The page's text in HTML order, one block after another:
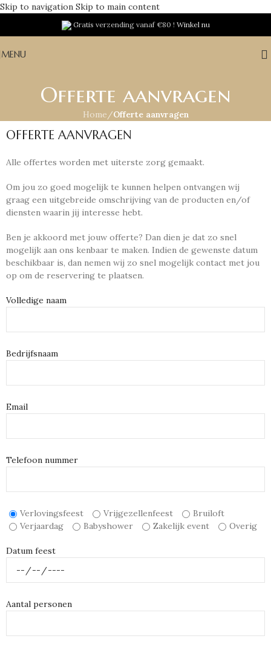
Skip to navigation Skip to main content
Gratis verzending vanaf €80 ! Winkel nu
MENU
Offerte aanvragen
Home/Offerte aanvragen
OFFERTE AANVRAGEN
Alle offertes worden met uiterste zorg gemaakt.
Om jou zo goed mogelijk te kunnen helpen ontvangen wij
graag een uitgebreide omschrijving van de producten en/of
diensten waarin jij interesse hebt.
Ben je akkoord met jouw offerte? Dan dien je dat zo snel
mogelijk aan ons kenbaar te maken. Indien de gewenste datum
beschikbaar is, dan nemen wij zo snel mogelijk contact met jou
op om de reservering te plaatsen.
Volledige naam
Bedrijfsnaam
Email
Telefoon nummer
Verlovingsfeest Vrijgezellenfeest
Bruiloft
Verjaardag
Babyshower Zakelijk event Overig
Datum feest
Aantal personen